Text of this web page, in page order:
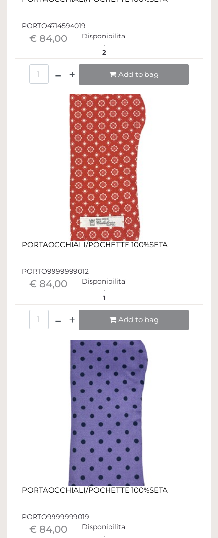
PORTO4714594019
€ 84,00 Disponibilita'
2
Add to bag
PORTAOCCHIALI/POCHETTE 100%SETA
PORTO9999999012
€ 84,00 Disponibilita'
1
Add to bag
PORTAOCCHIALI/POCHETTE 100%SETA
PORTO9999999019
€ 84,00 Disponibilita'